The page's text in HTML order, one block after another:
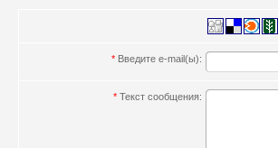
* Введите e-mail(ы):
* Текст сообщения: